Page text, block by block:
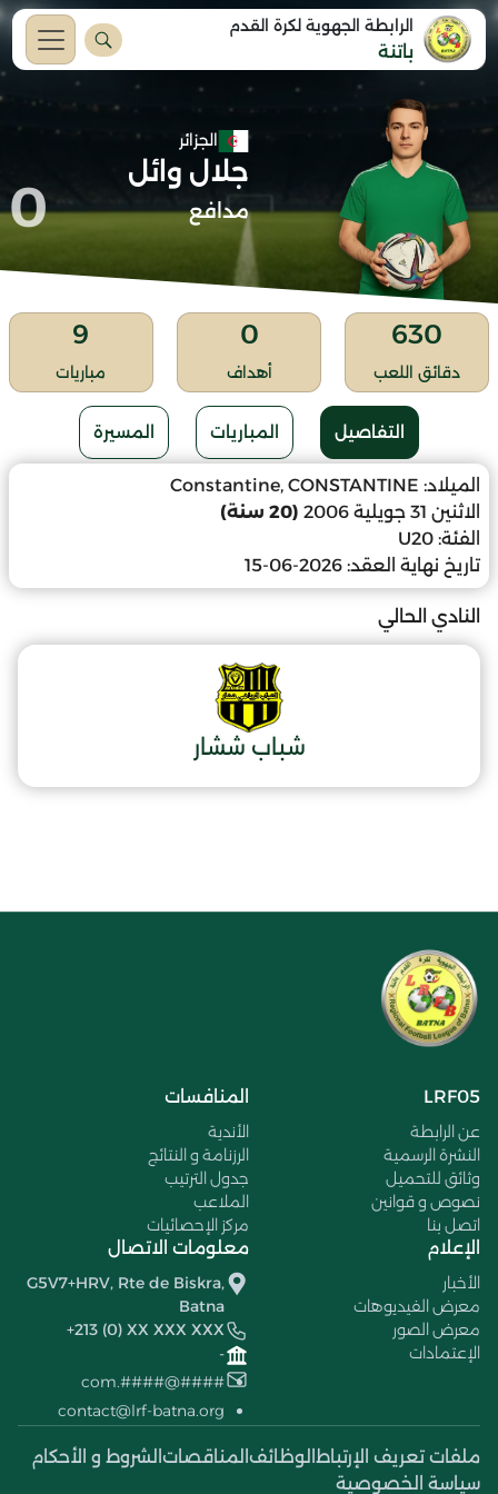
الرابطة الجهوية لكرة القدم
باتنة
الجزائر
جلال وائل
مدافع 0
630
دقائق اللعب
0
أهداف
9
مباريات
التفاصيل المباريات المسيرة
الميلاد: Constantine, CONSTANTINE
الاثنين 31 جويلية 2006
(20 سنة)
الفئة: U20
تاريخ نهاية العقد: 2026-06-15
النادي الحالي
شباب ششار
LRF05
عن الرابطة
النشرة الرسمية
وثائق للتحميل
نصوص و قوانين
اتصل بنا
المنافسات
الأندية
الرزنامة و النتائج
جدول الترتيب
الملاعب
مركز الإحصائيات
الإعلام
الأخبار
معرض الفيديوهات
معرض الصور
الإعتمادات
معلومات الاتصال
G5V7+HRV, Rte de Biskra,
Batna
+213 (0) XX XXX XXX
-
####@####.com
contact@lrf-batna.org
ملفات تعريف الإرتباط الوظائف المناقصات الشروط و الأحكام
سياسة الخصوصية